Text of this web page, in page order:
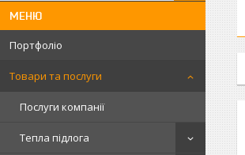
Портфоліо
Товари та послуги
Послуги компанії
Тепла підлога